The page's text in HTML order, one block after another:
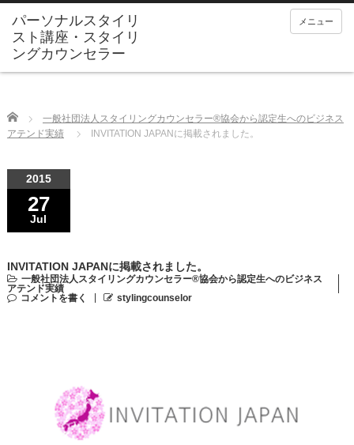
メニュー
Home
一般社団法人スタイリングカウンセラー®協会から認定生へのビジネス
アテンド実績
INVITATION JAPANに掲載されました。
2015
27
Jul
INVITATION JAPANに掲載されました。
一般社団法人スタイリングカウンセラー®協会から認定生へのビジネス
アテンド実績
コメントを書く
stylingcounselor